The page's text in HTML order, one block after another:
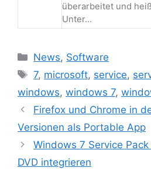
überarbeitet und
Unter…
Kategorien
News, Software
Schlagwörter
7, microsoft, service,
windows, windows 7,
Beitrags-
Navigation
Firefox und Chrome in
Versionen als Portable App
Windows 7 Service Pack
DVD integrieren